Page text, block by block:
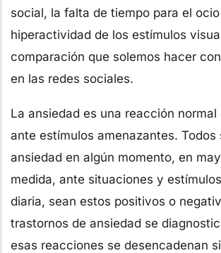
social, la falta de tiempo para el
hiperactividad de los estímulos
comparación que solemos hacer
en las redes sociales.
La ansiedad es una reacción normal
ante estímulos amenazantes. Todos
ansiedad en algún momento, en
medida, ante situaciones y
diaria, sean estos positivos o
trastornos de ansiedad se
esas reacciones se desencadenan